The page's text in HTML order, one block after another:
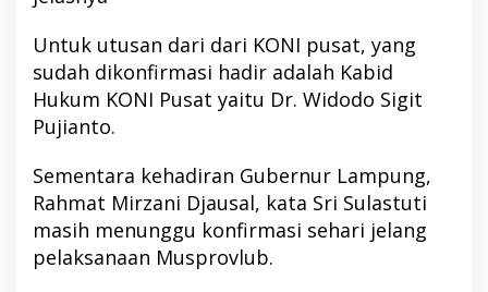
Untuk utusan dari dari KONI pusat, yang
sudah dikonfirmasi hadir adalah Kabid
Hukum KONI Pusat yaitu Dr. Widodo Sigit
Pujianto.
Sementara kehadiran Gubernur Lampung,
Rahmat Mirzani Djausal, kata Sri Sulastuti
masih menunggu konfirmasi sehari jelang
pelaksanaan Musprovlub.